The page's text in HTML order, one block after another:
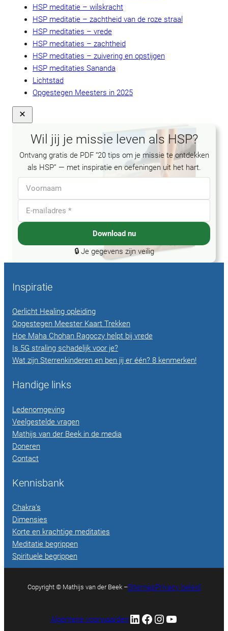
HSP meditatie – wilskracht
HSP meditatie – zachtheid van de roze straal
HSP meditaties – vrede
HSP meditaties – zachtheid
HSP meditaties – zuivering en opstijgen
HSP meditaties Sananda
Lichtstad
Opgestegen Meesters in 2025
Wil jij je missie leven als HSP?
Ontvang gratis de PDF “20 tips om je missie te ontdekken
als HSP” — met inspiratie en oefeningen uit het hart.
Download nu
🔒 Je gegevens zijn veilig
Inspiratie
Oerlicht Healing opleiding
Opgestegen Meester Kaart Trekken
Hoe Maha Chohan Ragoczy helpt bij vrede
Is 5G straling schadelijk voor je?
Wat zijn Sterrenkinderen en ben jij er één? 8 kenmerken!
Handige links
Ledenomgeving
Veelgestelde vragen
Mathijs van der Beek in de media
Doneren
Contact
Kennisbank
Chakra’s
Dimensies
Korte en krachtige meditaties
Meditatie begrippen
Spirituele begrippen
Copyright © Mathijs van der Beek –SitemapPrivacy beleid
Algemene voorwaardenLinkedIn
Facebook
Instagram
YouTube